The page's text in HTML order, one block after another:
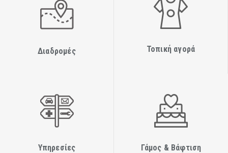
Διαδρομές Τοπική αγορά
Υπηρεσίες Γάμος & Βάφτιση